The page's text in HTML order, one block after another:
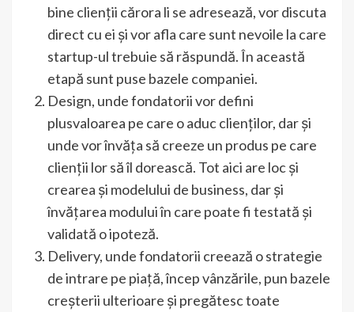
bine clienții cărora li se adresează, vor discuta
direct cu ei și vor afla care sunt nevoile la care
startup-ul trebuie să răspundă. În această
etapă sunt puse bazele companiei.
Design, unde fondatorii vor defini
plusvaloarea pe care o aduc clienților, dar și
unde vor învăța să creeze un produs pe care
clienții lor să îl dorească. Tot aici are loc și
crearea și modelului de business, dar și
învățarea modului în care poate fi testată și
validată o ipoteză.
Delivery, unde fondatorii creează o strategie
de intrare pe piață, încep vânzările, pun bazele
creșterii ulterioare și pregătesc toate